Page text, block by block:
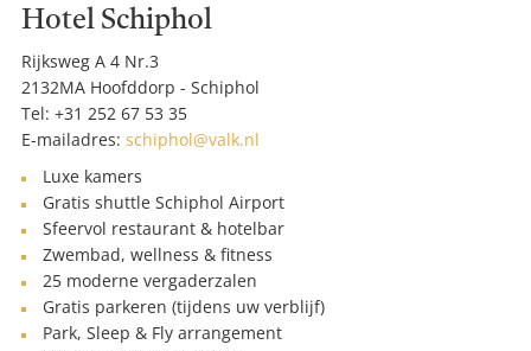
Hotel Schiphol
Rijksweg A 4 Nr.3
2132MA Hoofddorp - Schiphol
Tel: +31 252 67 53 35
E-mailadres: schiphol@valk.nl
Luxe kamers
Gratis shuttle Schiphol Airport
Sfeervol restaurant & hotelbar
Zwembad, wellness & fitness
25 moderne vergaderzalen
Gratis parkeren (tijdens uw verblijf)
Park, Sleep & Fly arrangement